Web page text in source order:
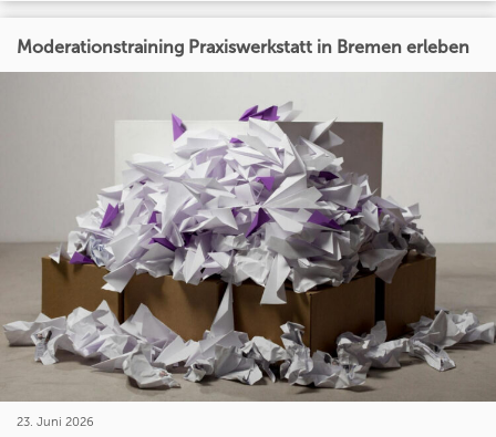
Moderationstraining Praxiswerkstatt in Bremen erleben
23. Juni 2026